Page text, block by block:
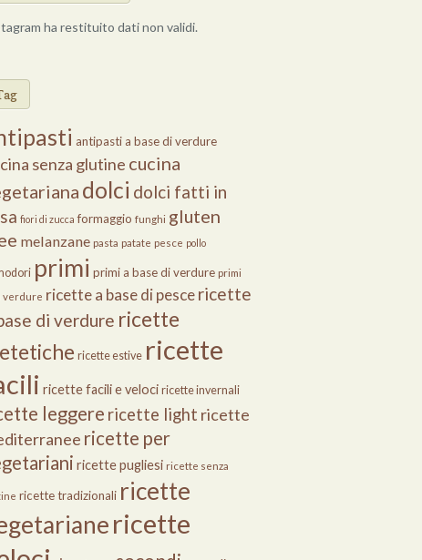
ha restituito dati non validi.
antipasti a base di verdure
senza glutine cucina
dolci dolci fatti in
fiori di zucca formaggio funghi gluten
melanzane pasta patate pesce pollo
primi primi a base di verdure primi
verdure ricette a base di pescericette
di verdure ricette
ricette estive ricette
ricette facili e veloci ricette invernali
leggere ricette light ricette
ricette per
ricette pugliesi ricette senza
ricette tradizionali ricette
ricette